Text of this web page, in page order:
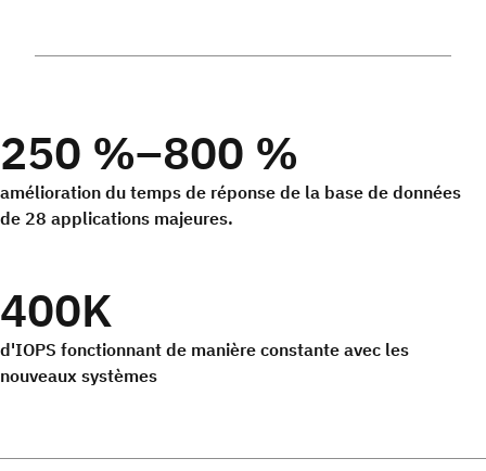
250 %–800 %
amélioration du temps de réponse de la base de données
de 28 applications majeures.
400K
d'IOPS fonctionnant de manière constante avec les
nouveaux systèmes